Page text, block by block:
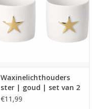
Waxinelichthouders
ster | goud | set van 2
| Räder
€11,99